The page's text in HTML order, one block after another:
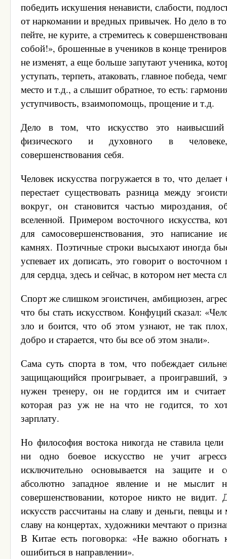
победить искушения ненависти, слабости,
от наркомании и вредных привычек. Но дело в
пейте, не курите, а стремитесь к
собой!», брошенные в учеников в конце
не изменят, а еще больше запутают ученика,
уступать, терпеть, атаковать, главное победа,
место и т.д., а слышит обратное, то есть:
уступчивость, взаимопомощь, прощение и т.д.
Дело в том, что искусство это наивысший
физического и духовного в
совершенствования себя.
Человек искусства погружается в то, что делает
перестает существовать разница между
вокруг, он становится частью мироздания,
вселенной. Примером восточного искусства,
для самосовершенствования, это написание
камнях. Поэтичные строки высыхают иногда
успевает их дописать, это говорит о восточном
для сердца, здесь и сейчас, в котором нет места
Спорт же слишком эгоистичен, амбициозен,
что бы стать искусством. Конфуций сказал:
зло и боится, что об этом узнают, не так
добро и старается, что бы все об этом знали».
Сама суть спорта в том, что побеждает
защищающийся проигрывает, а проигравший,
нужен тренеру, он не гордится им и считает
которая раз уж не на что не годится, то
зарплату.
Но философия востока никогда не ставила
ни одно боевое искусство не учит
исключительно основывается на защите и
абсолютно западное явление и не мыслит
совершенствовании, которое никто не
искусств рассчитаны на славу и деньги, певцы
славу на концертах, художники мечтают о
В Китае есть поговорка: «Не важно обогнать
ошибиться в направлении».